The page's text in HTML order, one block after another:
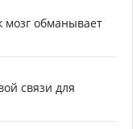
мозг обманывает
связи для